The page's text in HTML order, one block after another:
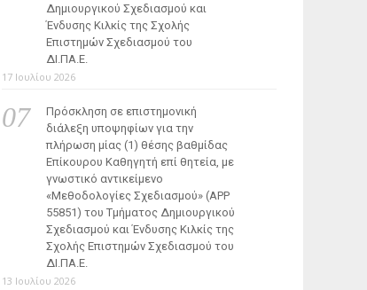
Δημιουργικού Σχεδιασμού και
Ένδυσης Κιλκίς της Σχολής
Επιστημών Σχεδιασμού του
ΔΙ.ΠΑ.Ε.
17 Ιουλίου 2026
Πρόσκληση σε επιστημονική
διάλεξη υποψηφίων για την
πλήρωση μίας (1) θέσης βαθμίδας
Επίκουρου Καθηγητή επί θητεία, με
γνωστικό αντικείμενο
«Μεθοδολογίες Σχεδιασμού» (ΑΡΡ
55851) του Τμήματος Δημιουργικού
Σχεδιασμού και Ένδυσης Κιλκίς της
Σχολής Επιστημών Σχεδιασμού του
ΔΙ.ΠΑ.Ε.
13 Ιουλίου 2026